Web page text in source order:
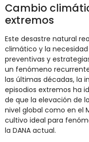
Cambio
extremos
Este desastre natural
climático y la
preventivas y
un fenómeno
las últimas décadas, la
episodios extremos ha
de que la elevación de
nivel global como en el
cultivo ideal para
la DANA actual.